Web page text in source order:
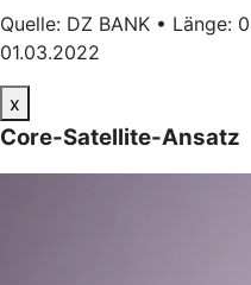
Quelle: DZ BANK • Länge:
01.03.2022
x
Core-Satellite-Ansatz